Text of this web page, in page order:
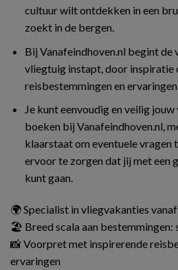
cultuur wilt ontdekken in een
zoekt in de bergen.
Bij Vanafeindhoven.nl begint
vliegtuig instapt, door inspiratie
reisbestemmingen en ervaringen
Je kunt eenvoudig en veilig
boeken bij Vanafeindhoven.nl,
klaarstaat om eventuele vragen
ervoor te zorgen dat jij met een
kunt gaan.
🌍 Specialist in vliegvakanties
🏖️ Breed scala aan bestemmingen:
📸 Voorpret met inspirerende
ervaringen